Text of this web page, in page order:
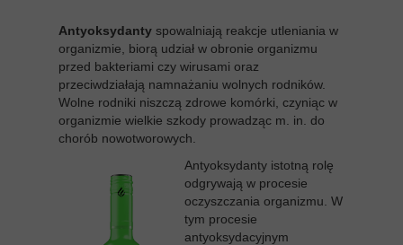
Antyoksydanty spowalniają reakcje utleniania w
organizmie, biorą udział w obronie organizmu
przed bakteriami czy wirusami oraz
przeciwdziałają namnażaniu wolnych rodników.
Wolne rodniki niszczą zdrowe komórki, czyniąc w
organizmie wielkie szkody prowadząc m. in. do
chorób nowotworowych.
Antyoksydanty istotną rolę
odgrywają w procesie
oczyszczania organizmu. W
tym procesie
antyoksydacyjnym